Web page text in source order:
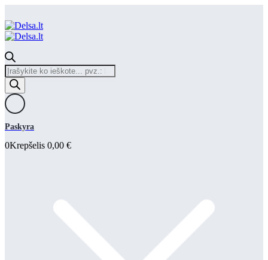
Products
search
Paskyra
0Krepšelis 0,00 €